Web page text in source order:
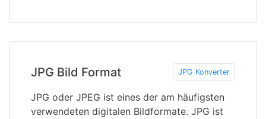
JPG Bild Format JPG Konverter
JPG oder JPEG ist eines der am häufigsten
verwendeten digitalen Bildformate. JPG ist